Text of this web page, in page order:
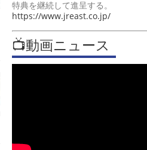
特典を継続して進呈する。
https://www.jreast.co.jp/
📺動画ニュース